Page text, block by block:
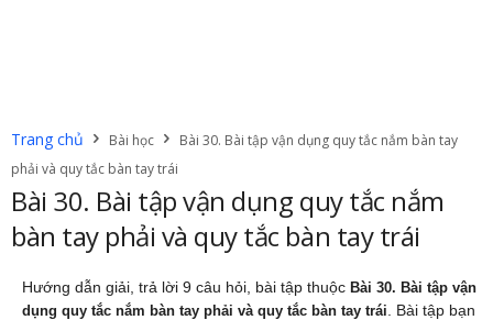
Trang chủ Bài học
Bài 30. Bài tập vận dụng quy tắc nắm bàn tay
phải và quy tắc bàn tay trái
Bài 30. Bài tập vận dụng quy tắc nắm
bàn tay phải và quy tắc bàn tay trái
Hướng dẫn giải, trả lời 9 câu hỏi, bài tập thuộc Bài 30. Bài tập vận
dụng quy tắc nắm bàn tay phải và quy tắc bàn tay trái . Bài tập bạn